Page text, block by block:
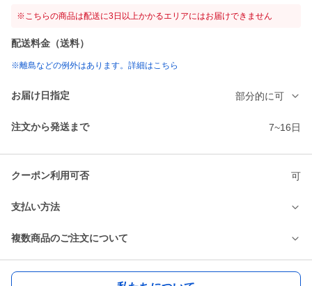
※こちらの商品は配送に3日以上かかるエリアにはお届けできません
配送料金（送料）
※離島などの例外はあります。詳細はこちら
お届け日指定 部分的に可
注文から発送まで 7~16日
クーポン利用可否 可
支払い方法
複数商品のご注文について